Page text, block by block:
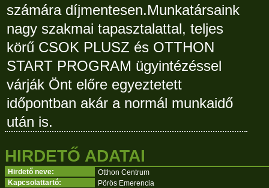
számára díjmentesen.Munkatársaink
nagy szakmai tapasztalattal, teljes
körű CSOK PLUSZ és OTTHON
START PROGRAM ügyintézéssel
várják Önt előre egyeztetett
időpontban akár a normál munkaidő
után is.
HIRDETŐ ADATAI
Hirdető neve:
Otthon Centrum
Kapcsolattartó:
Pörös Emerencia